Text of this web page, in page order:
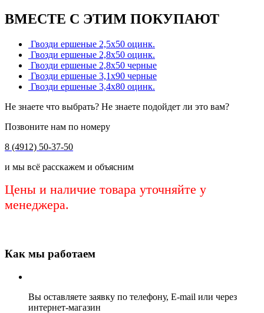
ВМЕСТЕ С ЭТИМ ПОКУПАЮТ
Гвозди ершеные 2,5х50 оцинк.
Гвозди ершеные 2,8х50 оцинк.
Гвозди ершеные 2,8х50 черные
Гвозди ершеные 3,1х90 черные
Гвозди ершеные 3,4х80 оцинк.
Не знаете что выбрать? Не знаете подойдет ли это вам?
Позвоните нам по номеру
8 (4912) 50-37-50
и мы всё расскажем и объясним
Цены и наличие товара уточняйте у
менеджера.
Как мы работаем
Вы оставляете заявку по телефону, E-mail или через
интернет-магазин